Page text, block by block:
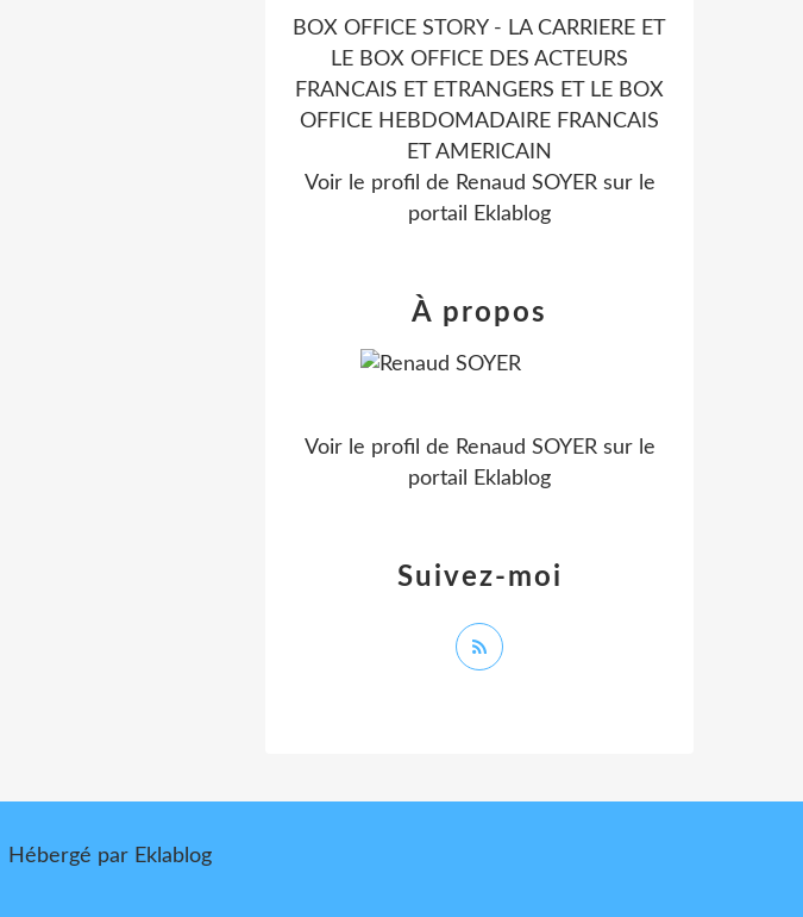
BOX OFFICE STORY - LA CARRIERE ET
LE BOX OFFICE DES ACTEURS
FRANCAIS ET ETRANGERS ET LE BOX
OFFICE HEBDOMADAIRE FRANCAIS
ET AMERICAIN
Voir le profil de Renaud SOYERsur le
portail Eklablog
Suivez-moi
À propos
Voir le profil de Renaud SOYERsur le
portail Eklablog
par Eklablog